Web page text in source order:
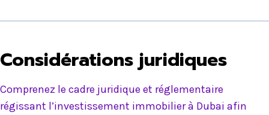
Considérations juridiques
Comprenez le cadre juridique et réglementaire
régissant l’investissement immobilier à Dubai afin